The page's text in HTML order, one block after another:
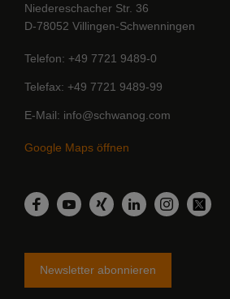
Niedereschacher Str. 36
D-78052 Villingen-Schwenningen
Telefon +49 7721 9489-0
Telefax +49 7721 9489-99
E-Mail info@schwanog.com
Google Maps öffnen
Facebook
YouTubeXing LinkedInInstagram
Twitter
Newsletter abonnieren